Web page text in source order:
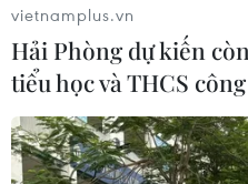
vietnamplus.vn
Hải Phòng dự kiến
tiểu học và THCS